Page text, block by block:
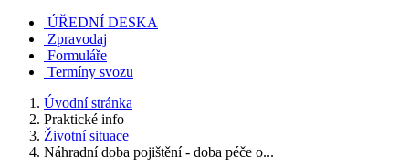
ÚŘEDNÍ DESKA
Zpravodaj
Formuláře
Termíny svozu
Úvodní stránka
Praktické info
Životní situace
Náhradní doba pojištění - doba péče o...